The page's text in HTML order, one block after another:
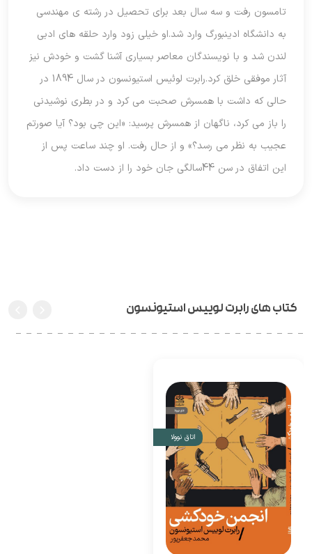
تامسون رفت و سه سال بعد برای تحصیل در رشته ی مهندسی
به دانشگاه ادینبورگ وارد شد.او خیلی زود وارد حلقه های ادبی
لندن شد و با نویسندگان معاصر بسیاری آشنا گشت و خودش نیز
آثار موفقی خلق کرد.رابرت لوئیس استیونسون در سال 1894 در
حالی که داشت با همسرش صحبت می کرد و در بطری نوشیدنی
را باز می کرد، ناگهان از همسرش پرسید: «این چی بود؟ آیا صورتم
عجیب به نظر می رسد؟» و از حال رفت. او چند ساعت پس از
این اتفاق در سن 44سالگی جان خود را از دست داد.
کتاب های رابرت لوییس استیونسون
اتاق نوولا